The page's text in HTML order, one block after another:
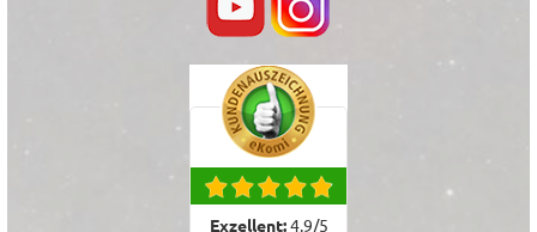
Exzellent:4.9/5